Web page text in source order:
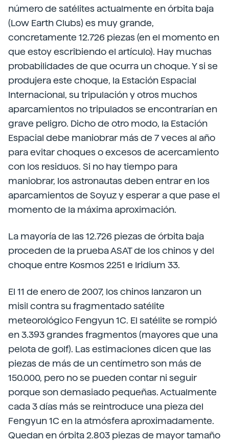
número de satélites actualmente en órbita baja
(Low Earth Clubs) es muy grande,
concretamente 12.726 piezas (en el momento en
que estoy escribiendo el artículo). Hay muchas
probabilidades de que ocurra un choque. Y si se
produjera este choque, la Estación Espacial
Internacional, su tripulación y otros muchos
aparcamientos no tripulados se encontrarían en
grave peligro. Dicho de otro modo, la Estación
Espacial debe maniobrar más de 7 veces al año
para evitar choques o excesos de acercamiento
con los residuos. Si no hay tiempo para
maniobrar, los astronautas deben entrar en los
aparcamientos de Soyuz y esperar a que pase el
momento de la máxima aproximación.
La mayoría de las 12.726 piezas de órbita baja
proceden de la prueba ASAT de los chinos y del
choque entre Kosmos 2251 e Iridium 33.
El 11 de enero de 2007, los chinos lanzaron un
misil contra su fragmentado satélite
meteorológico Fengyun 1C. El satélite se rompió
en 3.393 grandes fragmentos (mayores que una
pelota de golf). Las estimaciones dicen que las
piezas de más de un centímetro son más de
150.000, pero no se pueden contar ni seguir
porque son demasiado pequeñas. Actualmente
cada 3 días más se reintroduce una pieza del
Fengyun 1C en la atmósfera aproximadamente.
Quedan en órbita 2.803 piezas de mayor tamaño